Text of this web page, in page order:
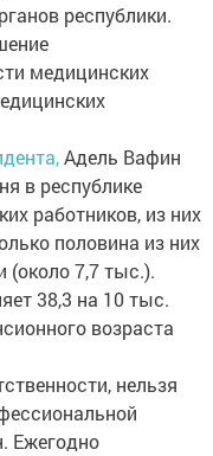
республики.
медицинских
Адель Вафин
в республике
работников, из них
половина из них
(около 7,7 тыс.).
38,3 на 10 тыс.
возраста
нельзя
Ежегодно